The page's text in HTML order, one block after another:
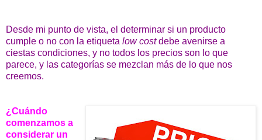
Desde mi punto de vista, el determinar si un producto
cumple o no con la etiqueta low costdebe avenirse a
ciestas condiciones, y no todos los precios son lo que
parece, y las categorías se mezclan más de lo que nos
creemos.
¿Cuándo
comenzamos a
considerar un